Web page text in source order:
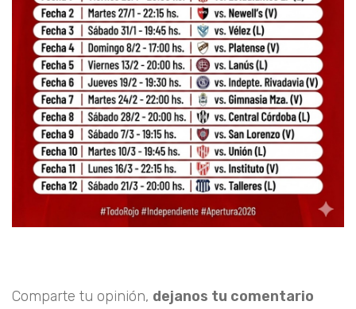
Comparte tu opinión, dejanos tu comentario